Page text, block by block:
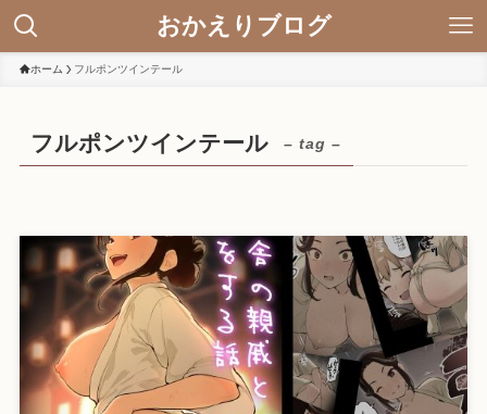
おかえりブログ
ホーム フルポンツインテール
フルポンツインテール – tag –